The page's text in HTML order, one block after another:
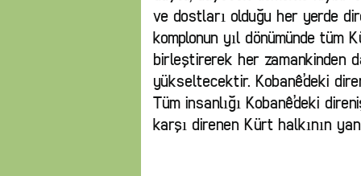
ve dostları olduğu her yerde
komplonun yıl dönümünde tüm
birleştirerek her zamankinden
yükseltecektir. Kobanê’deki
Tüm insanlığı Kobanê’deki
karşı direnen Kürt halkının